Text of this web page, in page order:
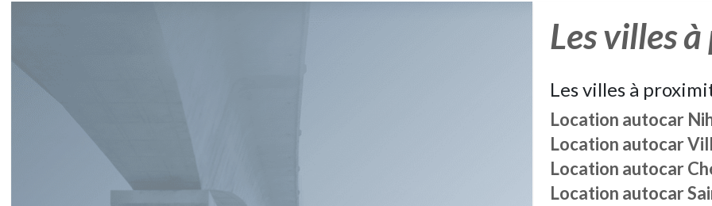
Les villes
Les villes à
Location autocar
Location autocar
Location autocar
Location autocar